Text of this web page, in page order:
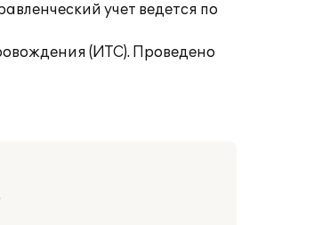
учет ведется по
(ИТС). Проведено